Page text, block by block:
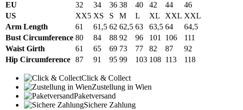
EU
32 34 36 38 40 42 44
46
US
XX5 XS S M L XL XXL XXL
Arm Length
61 61,5 62 62,5 63 63,5 64
64,5
Bust Circumference 80 84 88 92 96 101 106
111
Waist Girth
61 65 69 73 77 82 87
92
Hip Circumference 87 91 95 99 103 108 113 118
Click & Collect
Zustellung in Wien
Paketversand
Sichere Zahlung